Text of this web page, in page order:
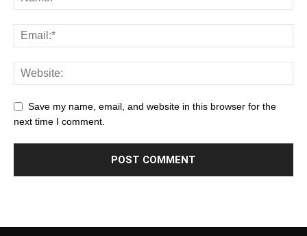
Save my name, email, and website in this browser for the
next time I comment.